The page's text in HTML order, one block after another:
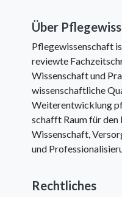
Über
Pflegewissenschaft
reviewte
Wissenschaft und
wissenschaftliche
Weiterentwicklung
schafft Raum für den
Wissenschaft,
und
Rechtliches